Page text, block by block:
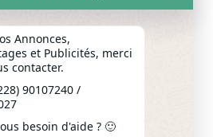
Annonces,
et Publicités, merci
contacter.
90107240 /
besoin d'aide ? 🙂